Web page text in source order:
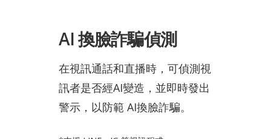
AI換臉詐騙偵測
在視訊通話和直播時，可偵測視
訊者是否經AI變造，並即時發出
警示，以防範 AI換臉詐騙。